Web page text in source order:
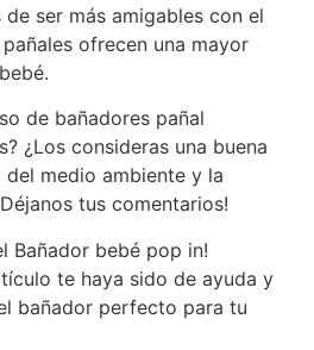
ser más amigables con el
ofrecen una mayor
de bañadores pañal
¿Los consideras una buena
medio ambiente y la
tus comentarios!
Bañador bebé pop in!
te haya sido de ayuda y
bañador perfecto para tu